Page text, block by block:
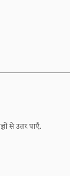
से उत्तर पाएँ.